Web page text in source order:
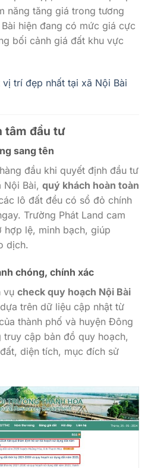
năng tăng giá trong tương
hiện đang có mức giá cực
bối cảnh giá đất khu vực
trí đẹp nhất tại xã Nội Bài
tâm đầu tư
sang tên
đầu khi quyết định đầu tư
Nội Bài, quý khách hoàn toàn
lô đất đều có sổ đỏ chính
Trường Phát Land cam
lệ, minh bạch, giúp
dịch.
chóng, chính xác
vụ check quy hoạch Nội Bài
trên dữ liệu cập nhật từ
thành phố và huyện Đông
truy cập bản đồ quy hoạch,
diện tích, mục đích sử